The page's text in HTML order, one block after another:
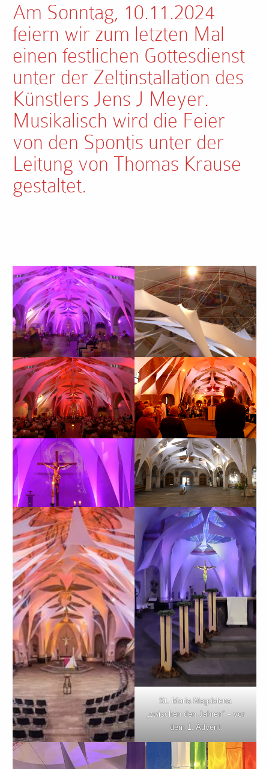
Am Sonntag, 10.11.2024
feiern wir zum letzten Mal
einen festlichen Gottesdienst
unter der Zeltinstallation des
Künstlers Jens J Meyer.
Musikalisch wird die Feier
von den Spontis unter der
Leitung von Thomas Krause
gestaltet.
St. Maria Magdalena
„zwischen den Jahren“ – vor
dem 1. Advent